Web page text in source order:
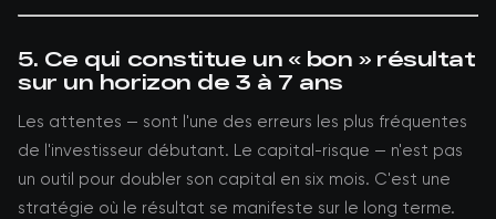
5. Ce qui constitue un « bon » résultat
sur un horizon de 3 à 7 ans
Les attentes — sont l'une des erreurs les plus fréquentes
de l'investisseur débutant. Le capital-risque — n'est pas
un outil pour doubler son capital en six mois. C'est une
stratégie où le résultat se manifeste sur le long terme.